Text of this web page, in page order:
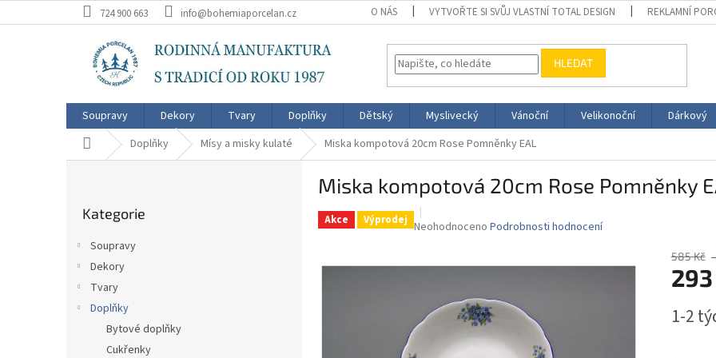
na
724 900 663 info@bohemiaporcelan.cz O NÁS VYTVOŘTE SI SVŮJ VLASTNÍ TOTAL DESIGN REKLAMNÍ
HLEDAT
Soupravy Dekory Tvary Doplňky Dětský Myslivecký Vánoční Velikonoční Dárkový
Domů Doplňky Mísy a misky kulaté Miska kompotová 20cm Rose Pomněnky EAL
kategorie
Kategorie
Soupravy
Dekory
Tvary
Doplňky
Bytové doplňky
Cukřenky
Miska kompotová 20cm Rose Pomněnky
Akce Výprodej Průměrné
hvězdiček.
Neohodnoceno Podrobnosti hodnocení
585 Kč
cena:
1-2